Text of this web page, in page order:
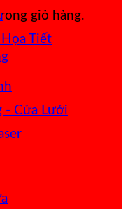
giỏ hàng.
Họa Tiết
- Cửa Lưới